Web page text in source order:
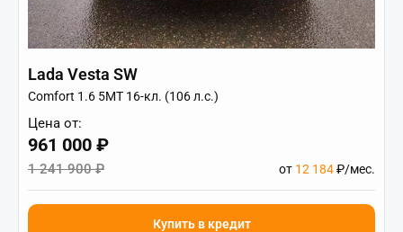
Lada Vesta SW
Comfort 1.6 5MT 16-кл. (106 л.с.)
Цена от:
961 000 ₽
1 241 900 ₽ от 12 184₽/мес.
Купить в кредит